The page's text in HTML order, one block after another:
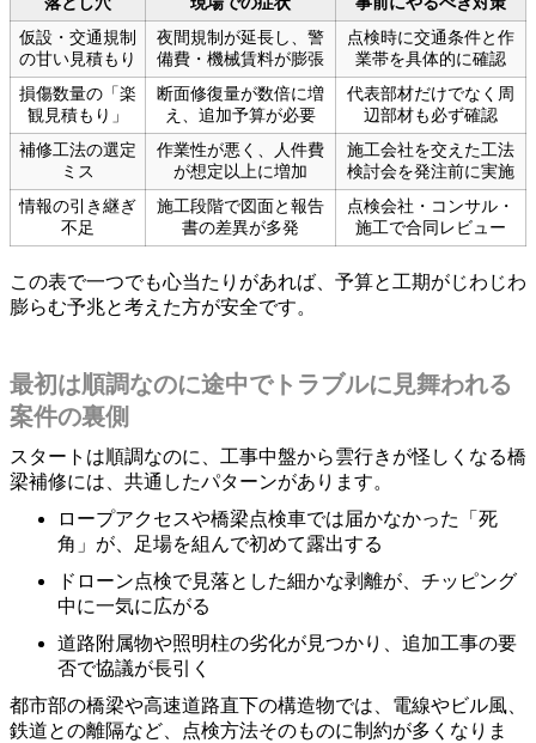
仮設・交通規制
の甘い見積もり
夜間規制が延長し、警
備費・機械賃料が膨張
点検時に交通条件と作
業帯を具体的に確認
損傷数量の「楽
観見積もり」
断面修復量が数倍に増
え、追加予算が必要
代表部材だけでなく周
辺部材も必ず確認
補修工法の選定
ミス
作業性が悪く、人件費
が想定以上に増加
施工会社を交えた工法
検討会を発注前に実施
情報の引き継ぎ
不足
施工段階で図面と報告
書の差異が多発
点検会社・コンサル・
施工で合同レビュー
この表で一つでも心当たりがあれば、予算と工期がじわじわ
膨らむ予兆と考えた方が安全です。
最初は順調なのに途中でトラブルに見舞われる
案件の裏側
スタートは順調なのに、工事中盤から雲行きが怪しくなる橋
梁補修には、共通したパターンがあります。
ロープアクセスや橋梁点検車では届かなかった「死
角」が、足場を組んで初めて露出する
ドローン点検で見落とした細かな剥離が、チッピング
中に一気に広がる
道路附属物や照明柱の劣化が見つかり、追加工事の要
否で協議が長引く
都市部の橋梁や高速道路直下の構造物では、電線やビル風、
鉄道との離隔など、点検方法そのものに制約が多くなりま